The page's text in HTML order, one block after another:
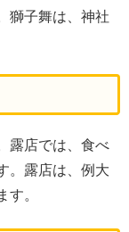
獅子舞は、神社
露店では、食べ
。露店は、例大
す。